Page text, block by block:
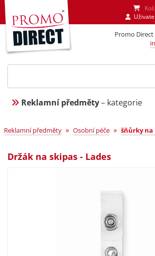
Promo
Reklamní předměty– kategorie
Reklamní předměty » Osobní péče » šňůrky na
Držák na skipas - Lades